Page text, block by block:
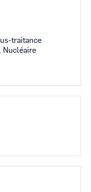
traitance
Nucléaire